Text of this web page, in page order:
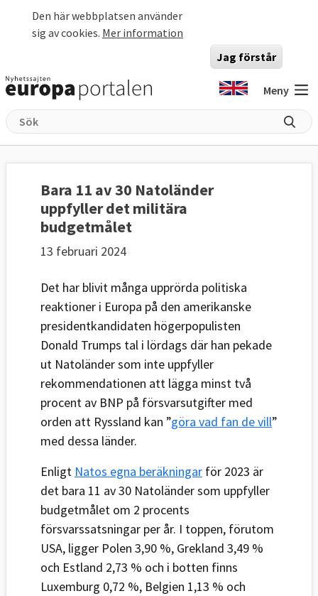
Den här webbplatsen använder
sig av cookies. Mer information
Jag förstår
Meny
Bara 11 av 30 Natoländer
uppfyller det militära
budgetmålet
13 februari 2024
Det har blivit många upprörda politiska
reaktioner i Europa på den amerikanske
presidentkandidaten högerpopulisten
Donald Trumps tal i lördags där han pekade
ut Natoländer som inte uppfyller
rekommendationen att lägga minst två
procent av BNP på försvarsutgifter med
orden att Ryssland kan ”göra vad fan de vill”
med dessa länder.
Enligt Natos egna beräkningar för 2023 är
det bara 11 av 30 Natoländer som uppfyller
budgetmålet om 2 procents
försvarssatsningar per år. I toppen, förutom
USA, ligger Polen 3,90 %, Grekland 3,49 %
och Estland 2,73 % och i botten finns
Luxemburg 0,72 %, Belgien 1,13 % och